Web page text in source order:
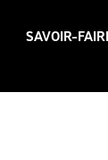
SAVOIR-